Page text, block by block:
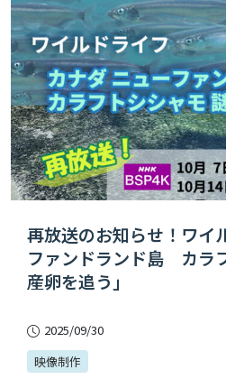
再放送のお知らせ！ワイ
ファンドランド島 カラ
産卵を追う」
2025/09/30
映像制作